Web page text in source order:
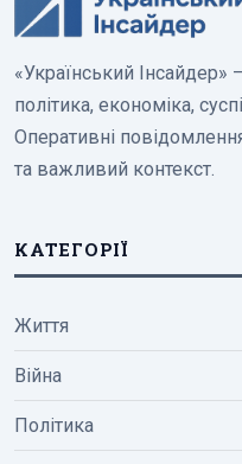
«Український Інсайдер»
політика, економіка,
Оперативні
та важливий контекст.
КАТЕГОРІЇ
Життя
Війна
Політика